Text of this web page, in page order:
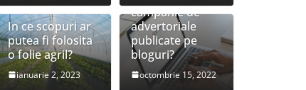
In ce scopuri ar
putea fi folosita
o folie agril?
ianuarie 2, 2023
campanie de
advertoriale
publicate pe
bloguri?
octombrie 15, 2022